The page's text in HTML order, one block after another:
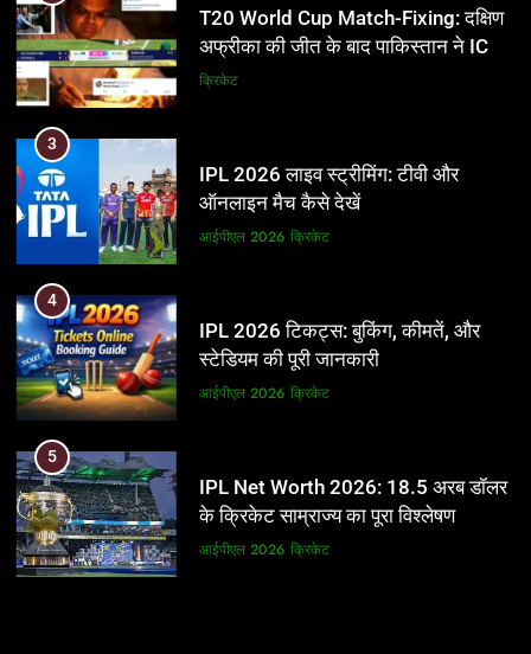
IPL 2026 लाइव स्ट्रीमिंग: टीवी और
ऑनलाइन मैच कैसे देखें
आईपीएल 2026
4
IPL 2026 टिकट्स: बुकिंग, कीमतें, और
स्टेडियम की पूरी जानकारी
आईपीएल 2026 क्रिकेट
5
IPL Net Worth 2026: 18.5 अरब डॉलर
के क्रिकेट साम्राज्य का पूरा विश्लेषण
आईपीएल 2026 क्रिकेट
6
IPL टीम के मालिक: फ्रेंचाइजी के पीछे की
असली ताकत
आईपीएल 2026 क्रिकेट
T20 World Cup Match-Fixing: दक्षिण
अफ्रीका की जीत के बाद पाकिस्तान ने ICC
और BCCI पर लगाए गंभीर आरोप
क्रिकेट
3
IPL 2026 लाइव स्ट्रीमिंग: टीवी और
ऑनलाइन मैच कैसे देखें
आईपीएल 2026 क्रिकेट
4
IPL 2026 टिकट्स: बुकिंग, कीमतें, और
स्टेडियम की पूरी जानकारी
आईपीएल 2026 क्रिकेट
5
IPL Net Worth 2026: 18.5 अरब डॉलर
के क्रिकेट साम्राज्य का पूरा विश्लेषण
आईपीएल 2026 क्रिकेट